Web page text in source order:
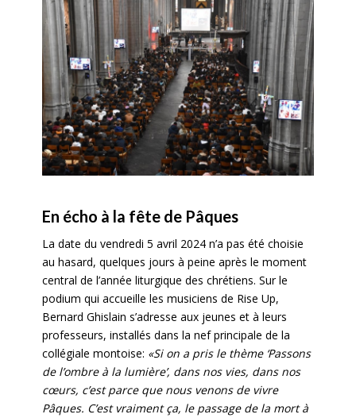
En écho à la fête de Pâques
La date du vendredi 5 avril 2024 n’a pas été choisie
au hasard, quelques jours à peine après le moment
central de l’année liturgique des chrétiens. Sur le
podium qui accueille les musiciens de Rise Up,
Bernard Ghislain s’adresse aux jeunes et à leurs
professeurs, installés dans la nef principale de la
collégiale montoise: «Si on a pris le thème ‘Passons
de l’ombre à la lumière’, dans nos vies, dans nos
cœurs, c’est parce que nous venons de vivre
Pâques. C’est vraiment ça, le passage de la mort à